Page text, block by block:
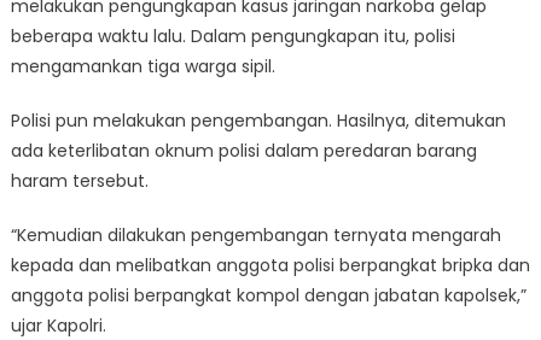
melakukan pengungkapan kasus jaringan narkoba gelap
beberapa waktu lalu. Dalam pengungkapan itu, polisi
mengamankan tiga warga sipil.
Polisi pun melakukan pengembangan. Hasilnya, ditemukan
ada keterlibatan oknum polisi dalam peredaran barang
haram tersebut.
“Kemudian dilakukan pengembangan ternyata mengarah
kepada dan melibatkan anggota polisi berpangkat bripka dan
anggota polisi berpangkat kompol dengan jabatan kapolsek,”
ujar Kapolri.